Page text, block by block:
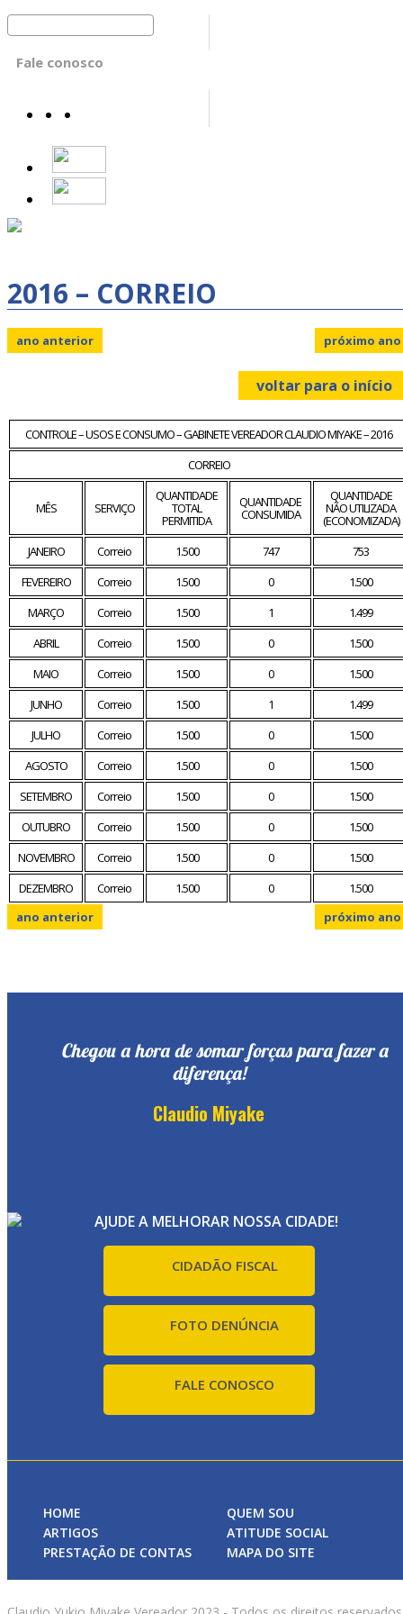
Fale conosco
2016 – CORREIO
ano anterior próximo ano
voltar para o início
CONTROLE – USOS E CONSUMO – GABINETE VEREADOR CLAUDIO MIYAKE – 2016
CORREIO
MÊS SERVIÇO
QUANTIDADE
TOTAL
PERMITIDA
QUANTIDADE
CONSUMIDA
QUANTIDADE
NÃO UTILIZADA
(ECONOMIZADA)
JANEIRO
Correio 1.500 747
753
FEVEREIRO
Correio 1.500 0
1.500
MARÇO
Correio 1.500 1
1.499
ABRIL
Correio 1.500 0
1.500
MAIO
Correio 1.500 0
1.500
JUNHO
Correio 1.500 1
1.499
JULHO
Correio 1.500 0
1.500
AGOSTO
Correio 1.500 0
1.500
SETEMBRO
Correio 1.500 0
1.500
OUTUBRO
Correio 1.500 0
1.500
NOVEMBRO
Correio 1.500 0
1.500
DEZEMBRO
Correio 1.500 0
1.500
ano anterior
próximo ano
Chegou a hora de somar forças para fazer a
diferença!
Claudio Miyake
AJUDE A MELHORAR NOSSA CIDADE!
CIDADÃO FISCAL
FOTO DENÚNCIA
FALE CONOSCO
HOME
QUEM SOU
ARTIGOS
ATITUDE SOCIAL
PRESTAÇÃO DE CONTAS
MAPA DO SITE